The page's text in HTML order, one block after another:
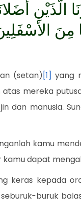
الَّذَيْنِ
الأسْفَلِينَ
(setan) [1] yang
mereka
dan manusia.
kamu
dapat
keras kepada
buruk